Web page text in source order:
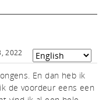
2022
En dan heb ik
de voordeur eens een